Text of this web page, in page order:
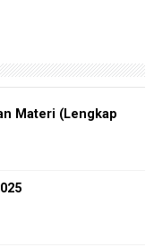
Materi (Lengkap